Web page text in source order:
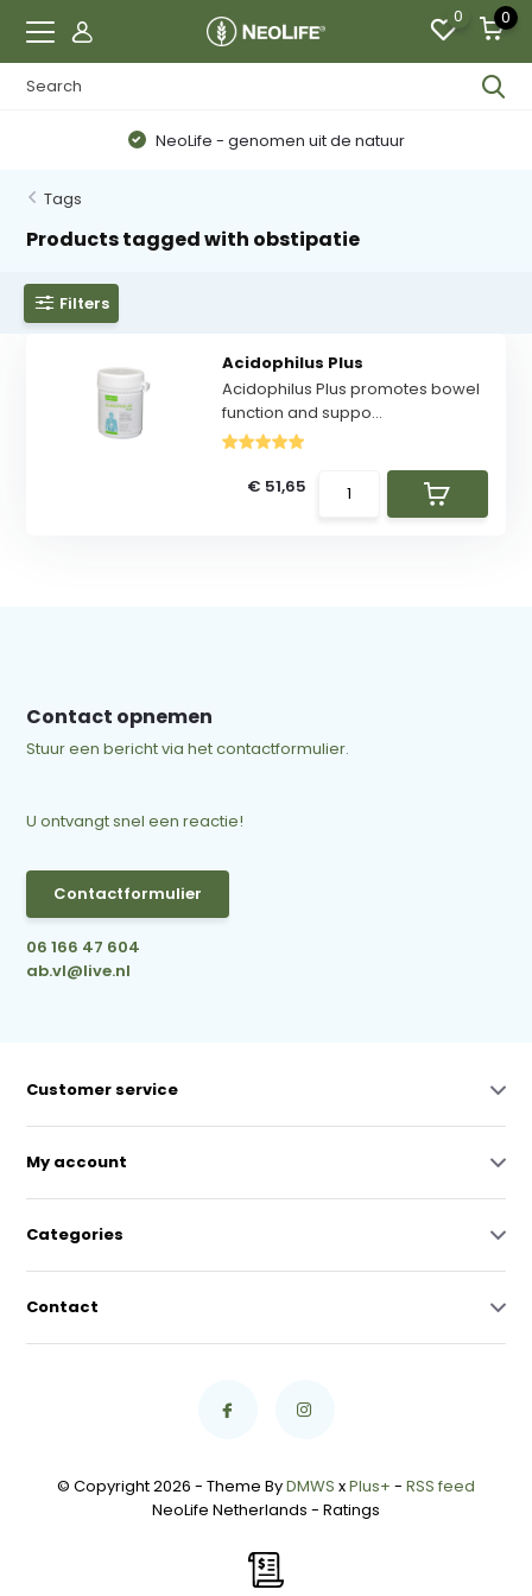
0 0
NeoLife - genomen uit de natuur
Tags
Products tagged with obstipatie
Filters
Acidophilus Plus
Acidophilus Plus promotes bowel
function and suppo...
€ 51,65
Contact opnemen
Stuur een bericht via het contactformulier.
U ontvangt snel een reactie!
Contactformulier
06 166 47 604
ab.vl@live.nl
Customer service
My account
Categories
Contact
© Copyright 2026 - Theme ByDMWS xPlus+ - RSS feed
NeoLife Netherlands - Ratings